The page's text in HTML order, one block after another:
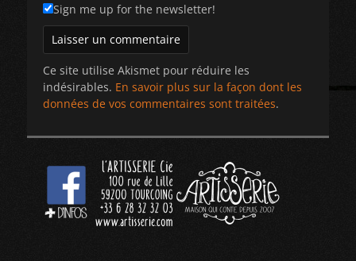
Sign me up for the newsletter!
Ce site utilise Akismet pour réduire les
indésirables. En savoir plus sur la façon dont les
données de vos commentaires sont traitées.